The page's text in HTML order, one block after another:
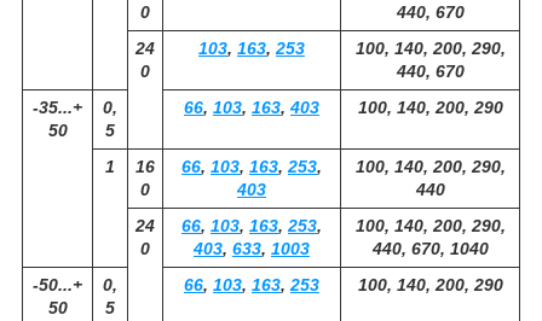
0
440, 670
24
0
103, 163, 253
100, 140, 200, 290,
440, 670
-35...+
50
0,
5
66, 103, 163, 403 100, 140, 200, 290
1
16
0
66, 103, 163, 253,
403
100, 140, 200, 290,
440
24
0
66, 103, 163, 253,
403, 633, 1003
100, 140, 200, 290,
440, 670, 1040
-50...+
50
0,
5
66, 103, 163, 253 100, 140, 200, 290